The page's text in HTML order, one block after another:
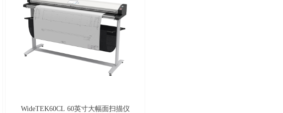
WideTEK60CL 60英寸大幅面扫描仪